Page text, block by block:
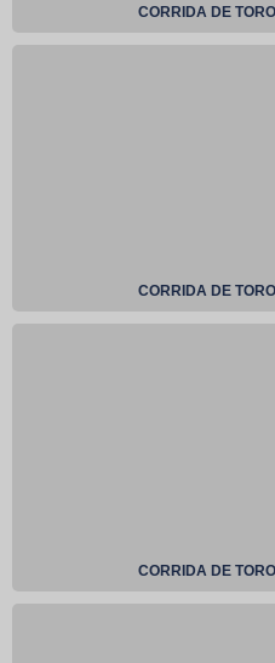
CORRIDA DE
CORRIDA DE
CORRIDA DE